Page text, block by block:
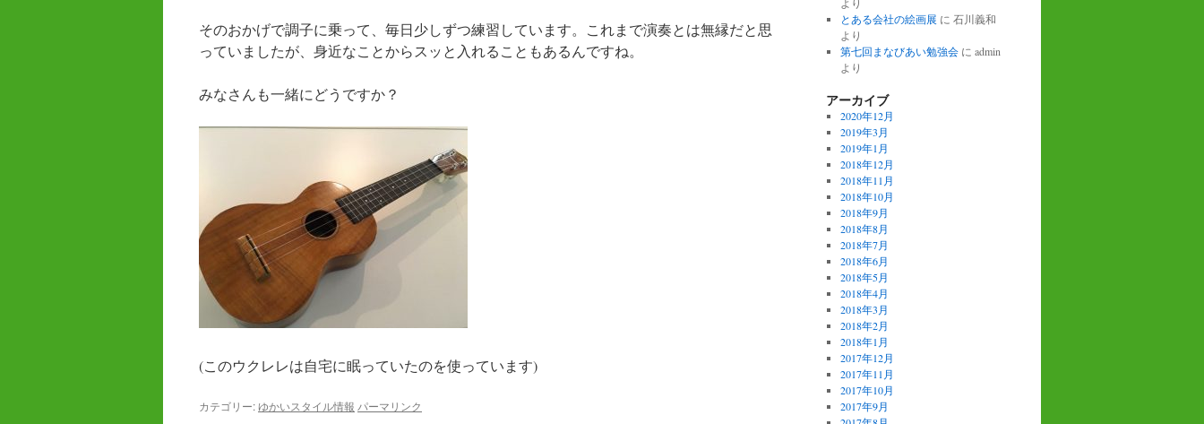
そのおかげで調子に乗って、毎日少しずつ練習しています。これまで演奏とは無縁だと思
っていましたが、身近なことからスッと入れることもあるんですね。
みなさんも一緒にどうですか？
(このウクレレは自宅に眠っていたのを使っています)
カテゴリー:ゆかいスタイル情報 パーマリンク
とある会社の絵画展 に 石川義和
より
第七回まなびあい勉強会に admin
より
アーカイブ
2020年12月
2019年3月
2019年1月
2018年12月
2018年11月
2018年10月
2018年9月
2018年8月
2018年7月
2018年6月
2018年5月
2018年4月
2018年3月
2018年2月
2018年1月
2017年12月
2017年11月
2017年10月
2017年9月